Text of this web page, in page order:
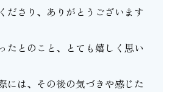
ださり、ありがとうございます
たとのこと、とても嬉しく思い
には、その後の気づきや感じた